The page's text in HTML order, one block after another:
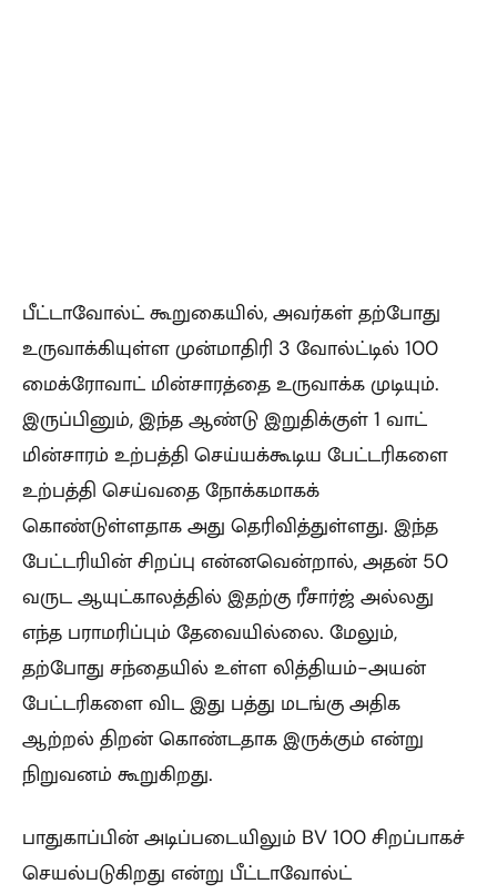
பீட்டாவோல்ட் கூறுகையில், அவர்கள் தற்போது
உருவாக்கியுள்ள முன்மாதிரி 3 வோல்ட்டில் 100
மைக்ரோவாட் மின்சாரத்தை உருவாக்க முடியும்.
இருப்பினும், இந்த ஆண்டு இறுதிக்குள் 1 வாட்
மின்சாரம் உற்பத்தி செய்யக்கூடிய பேட்டரிகளை
உற்பத்தி செய்வதை நோக்கமாகக்
கொண்டுள்ளதாக அது தெரிவித்துள்ளது. இந்த
பேட்டரியின் சிறப்பு என்னவென்றால், அதன் 50
வருட ஆயுட்காலத்தில் இதற்கு ரீசார்ஜ் அல்லது
எந்த பராமரிப்பும் தேவையில்லை. மேலும்,
தற்போது சந்தையில் உள்ள லித்தியம்-அயன்
பேட்டரிகளை விட இது பத்து மடங்கு அதிக
ஆற்றல் திறன் கொண்டதாக இருக்கும் என்று
நிறுவனம் கூறுகிறது.
பாதுகாப்பின் அடிப்படையிலும் BV 100 சிறப்பாகச்
செயல்படுகிறது என்று பீட்டாவோல்ட்